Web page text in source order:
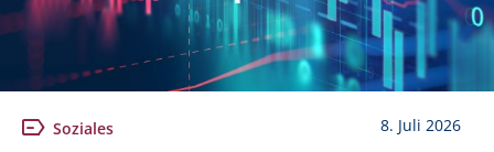
Soziales 8. Juli 2026